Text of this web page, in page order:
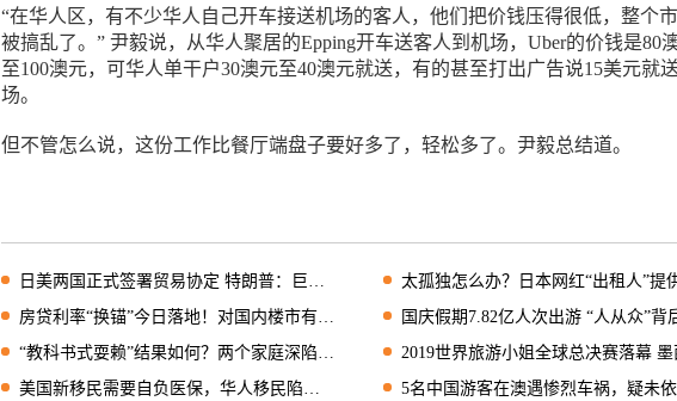
“在华人区，有不少华人自己开车接送机场的客人，他们把价钱压得很低，整个
被搞乱了。” 尹毅说，从华人聚居的Epping开车送客人到机场，Uber的价钱是80
至100澳元，可华人单干户30澳元至40澳元就送，有的甚至打出广告说15美元就
场。
但不管怎么说，这份工作比餐厅端盘子要好多了，轻松多了。尹毅总结道。
日美两国正式签署贸易协定 特朗普：巨大的成功
太孤独怎么办？日本网红“出租人”提供各种
房贷利率“换锚”今日落地！对国内楼市有何影响？
国庆假期7.82亿人次出游 “人从众”背后是什
“教科书式耍赖”结果如何？两个家庭深陷双输困局
2019世界旅游小姐全球总决赛落幕 墨西哥佳丽
美国新移民需要自负医保，华人移民陷入两难
5名中国游客在澳遇惨烈车祸，疑未依规停车让